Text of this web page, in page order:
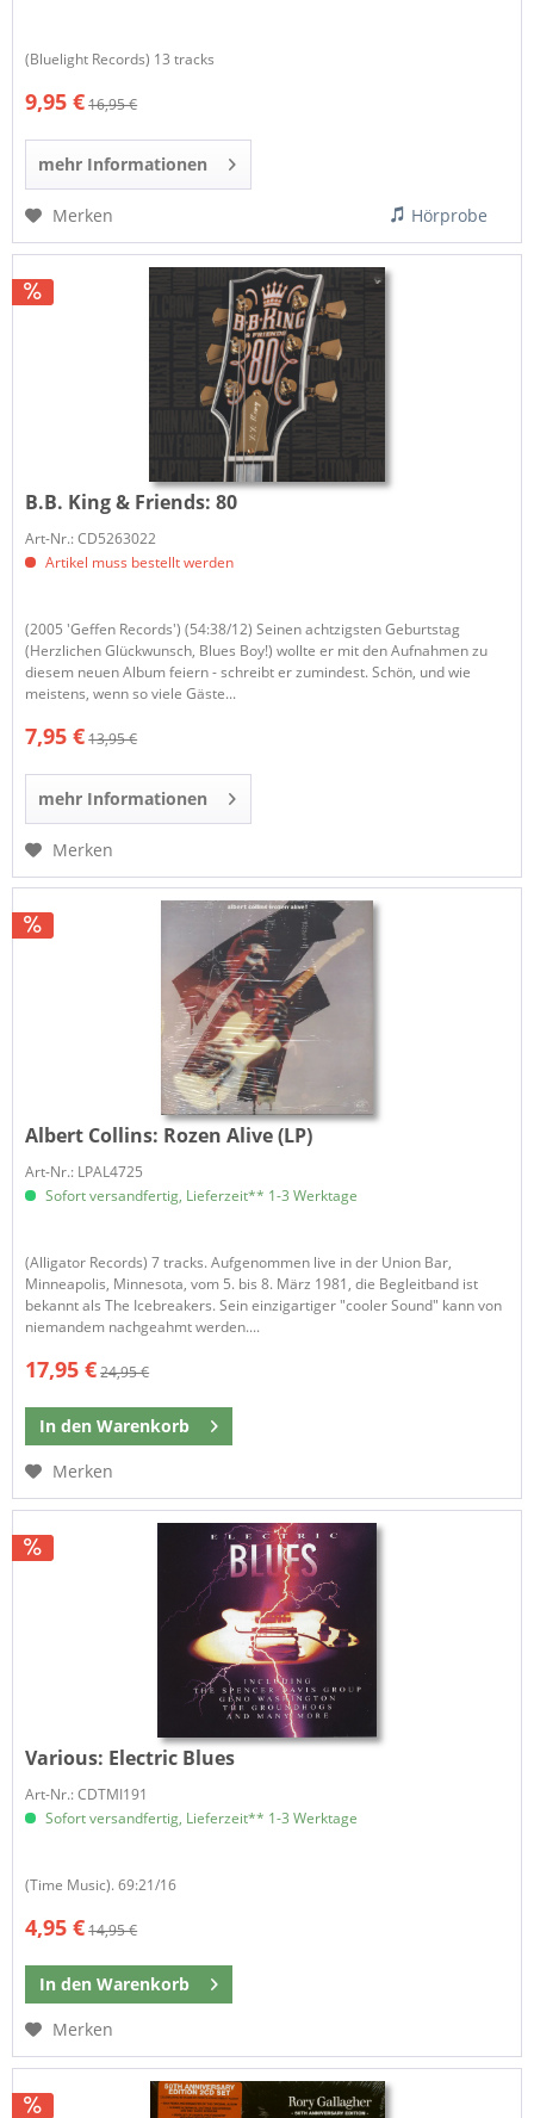
(Bluelight Records) 13 tracks
9,95 €16,95 €
mehr Informationen
Merken Hörprobe
B.B. King & Friends: 80
Art-Nr.: CD5263022
Artikel muss bestellt werden
(2005 'Geffen Records') (54:38/12) Seinen achtzigsten Geburtstag
(Herzlichen Glückwunsch, Blues Boy!) wollte er mit den Aufnahmen zu
diesem neuen Album feiern - schreibt er zumindest. Schön, und wie
meistens, wenn so viele Gäste...
7,95 €13,95 €
mehr Informationen
Merken
Albert Collins: Rozen Alive (LP)
Art-Nr.: LPAL4725
Sofort versandfertig, Lieferzeit** 1-3 Werktage
(Alligator Records) 7 tracks. Aufgenommen live in der Union Bar,
Minneapolis, Minnesota, vom 5. bis 8. März 1981, die Begleitband ist
bekannt als The Icebreakers. Sein einzigartiger "cooler Sound" kann von
niemandem nachgeahmt werden....
17,95 €24,95 €
In den Warenkorb
Merken
Various: Electric Blues
Art-Nr.: CDTMI191
Sofort versandfertig, Lieferzeit** 1-3 Werktage
(Time Music). 69:21/16
4,95 €14,95 €
In den Warenkorb
Merken